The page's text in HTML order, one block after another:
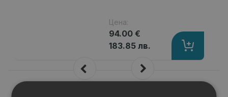
Цена:
94.00 €
183.85 лв.